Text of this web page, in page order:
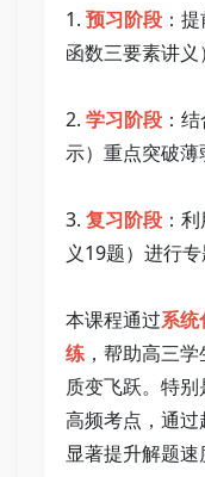
1. 预习阶段 ：
函数三要素讲
2. 学习阶段 ：
示）重点突破
3. 复习阶段 ：
义19题）进行
本课程通过系统
练 ，帮助高三
质变飞跃。特
高频考点，通
显著提升解题速